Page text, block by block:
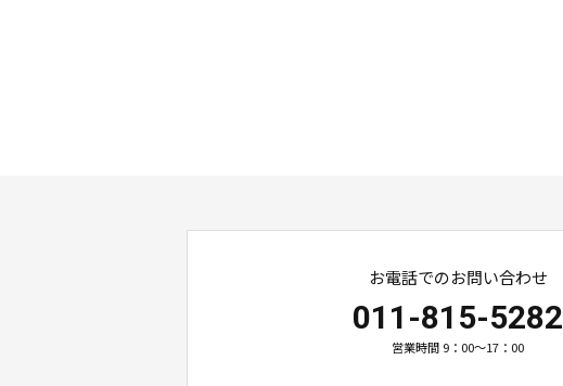
お電話でのお問い合わせ
011-815-5282
営業時間 9：00～17：00